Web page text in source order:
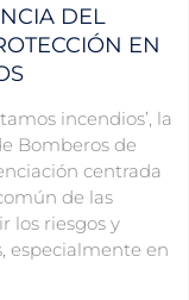
DEL
EN
incendios’, la
Bomberos de
centrada
de las
los riesgos y
especialmente en